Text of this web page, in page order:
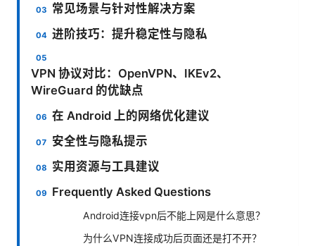
常见场景与针对性解决方案
进阶技巧：提升稳定性与隐私
VPN 协议对比：OpenVPN、IKEv2、
WireGuard 的优缺点
在 Android 上的网络优化建议
安全性与隐私提示
实用资源与工具建议
Frequently Asked Questions
Android连接vpn后不能上网是什么意思？
为什么VPN连接成功后页面还是打不开？